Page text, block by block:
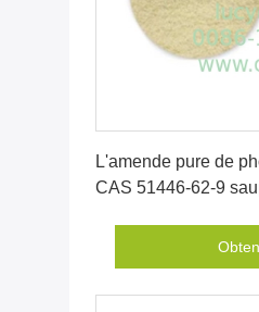
L'amende pure de
CAS 51446-62-9